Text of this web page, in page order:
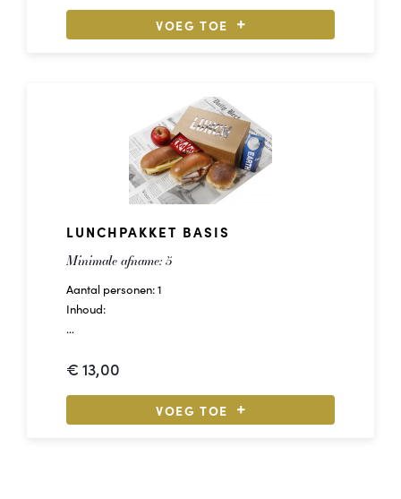
5 - Bakje verse fruitsalade met vorkje
5 - Scone met clotted cream en aarbeienconfiture
10 - Theedoosje met verschillende soorten thee
5 - Lepeltje met honing
VOEG TOE
LUNCHPAKKET BASIS
Minimale afname: 5
Aantal personen: 1
Inhoud:
1 - Puntje jong belegen kaas
1 - Pakje Earth water
1 - Candybar
€ 13,00
VOEG TOE